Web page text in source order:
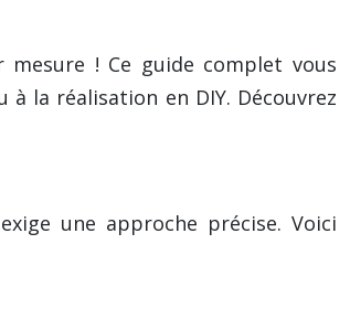
! Ce guide complet vous
la réalisation en DIY. Découvrez
une approche précise. Voici